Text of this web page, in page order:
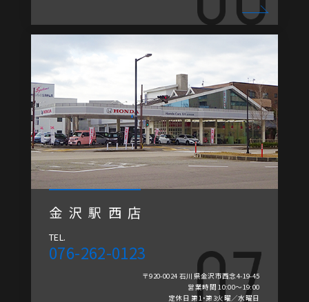
金沢駅西店
TEL.
076-262-0123
〒920-0024 石川県金沢市西念4-19-45
営業時間 10:00～19:00
定休日 第1・第3火曜／水曜日